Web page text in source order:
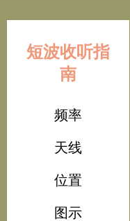
短波收听指
南
频率
天线
位置
图示